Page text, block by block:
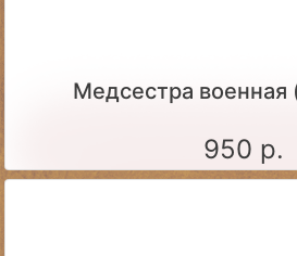
Медсестра военная
950 р.